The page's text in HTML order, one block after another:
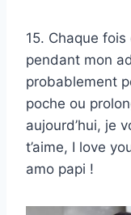
15. Chaque
pendant mon
probablement
poche ou
aujourd’hui, je
t’aime, I love
amo papi !